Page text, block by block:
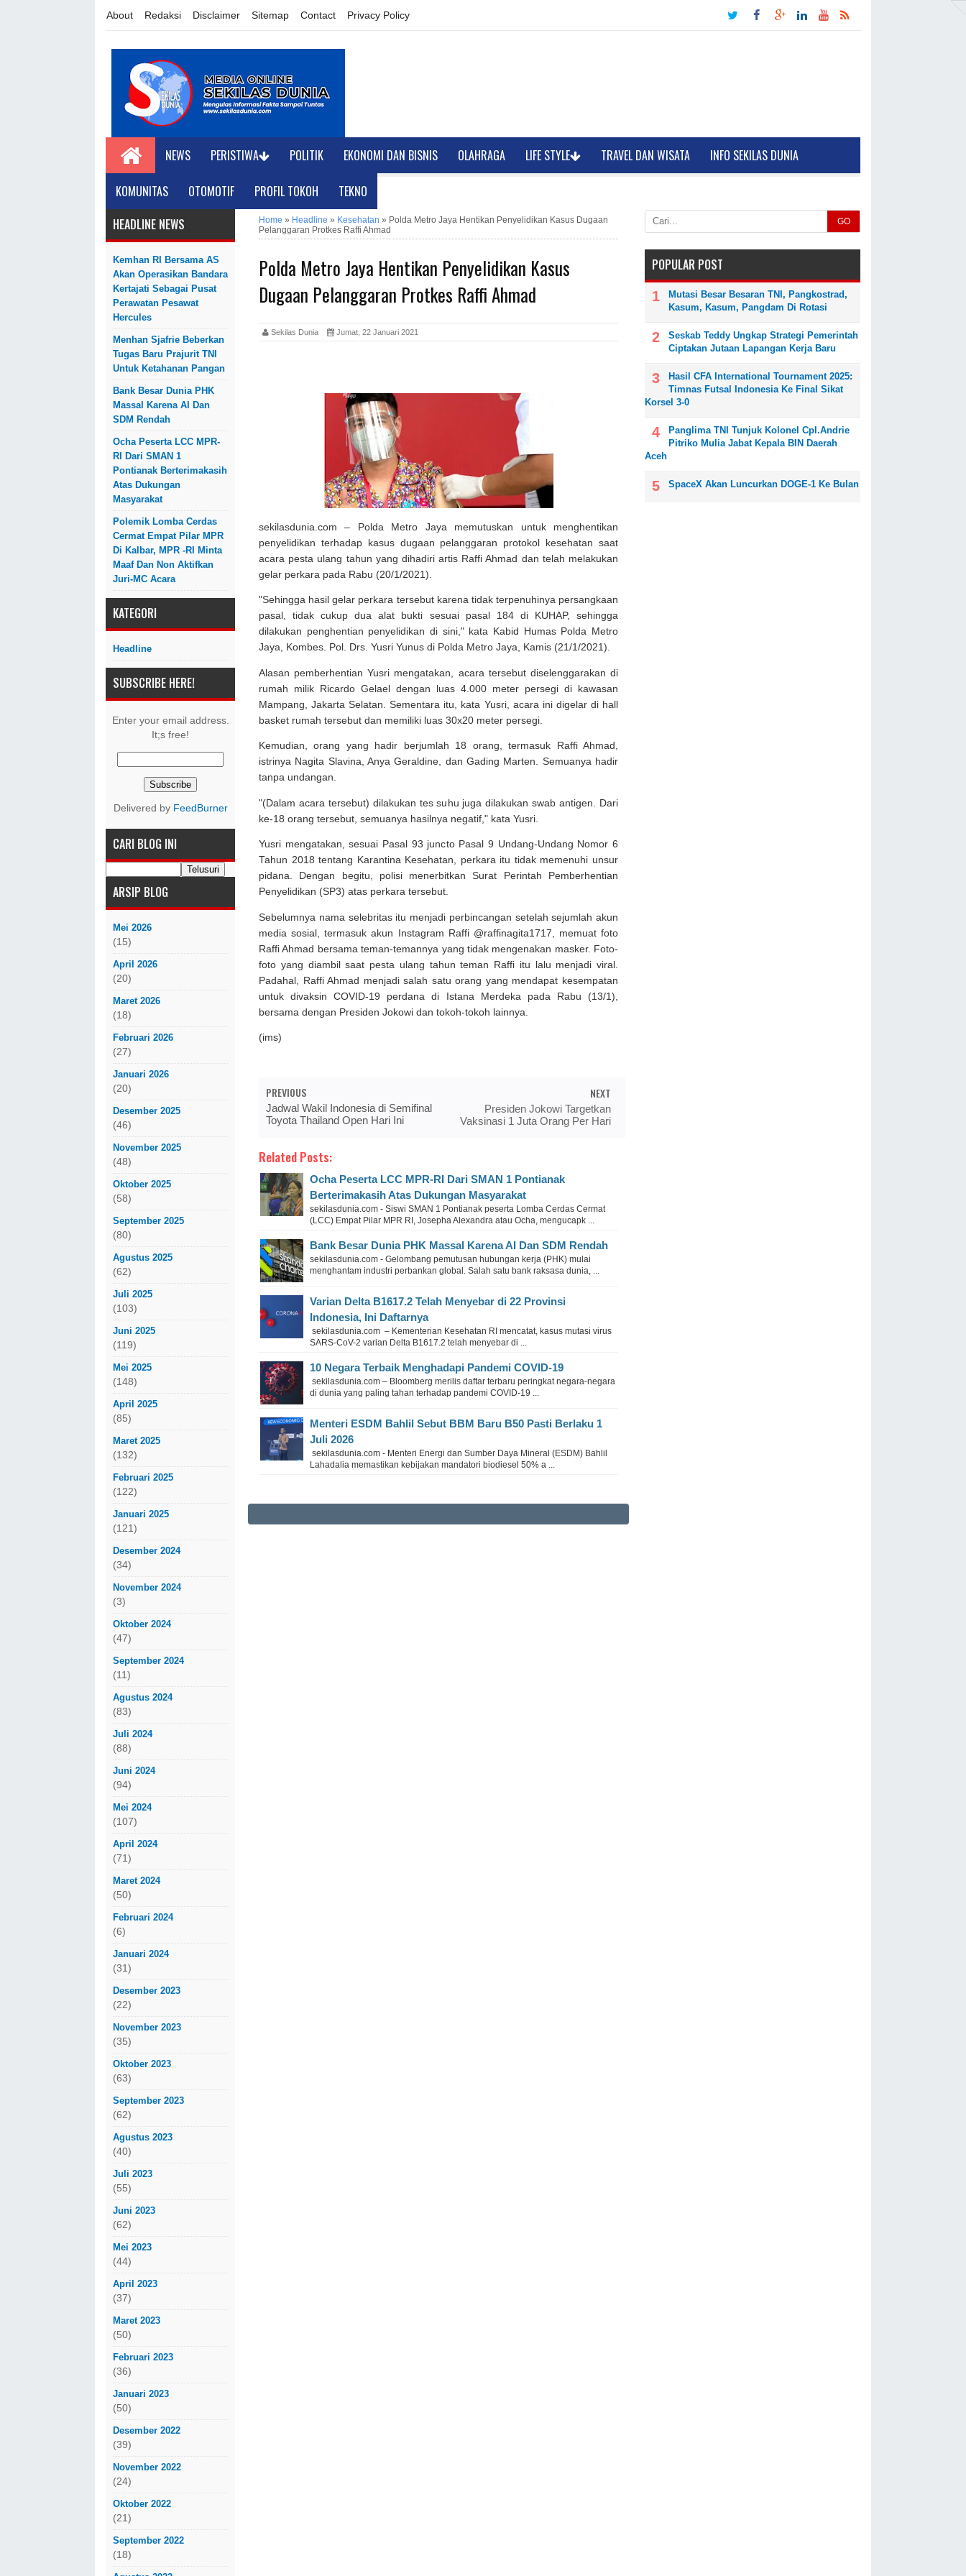
About Redaksi Disclaimer Sitemap Contact Privacy Policy
NEWS PERISTIWA POLITIK EKONOMI DAN BISNIS OLAHRAGA LIFE STYLE TRAVEL DAN WISATA INFO SEKILAS DUNIA
KOMUNITAS OTOMOTIF PROFIL TOKOH
TEKNO
HEADLINE NEWS
Kemhan RI Bersama AS
Akan Operasikan Bandara
Kertajati Sebagai Pusat
Perawatan Pesawat
Hercules
Menhan Sjafrie Beberkan
Tugas Baru Prajurit TNI
Untuk Ketahanan Pangan
Bank Besar Dunia PHK
Massal Karena AI Dan
SDM Rendah
Ocha Peserta LCC MPR-
RI Dari SMAN 1
Pontianak Berterimakasih
Atas Dukungan
Masyarakat
Polemik Lomba Cerdas
Cermat Empat Pilar MPR
Di Kalbar, MPR -RI Minta
Maaf Dan Non Aktifkan
Juri-MC Acara
KATEGORI
Headline
SUBSCRIBE HERE!
Enter your email address.
It;s free!
Delivered by FeedBurner
CARI BLOG INI
ARSIP BLOG
Mei 2026
(15)
April 2026
(20)
Maret 2026
(18)
Februari 2026
(27)
Januari 2026
(20)
Desember 2025
(46)
November 2025
(48)
Oktober 2025
(58)
September 2025
(80)
Agustus 2025
(62)
Juli 2025
(103)
Juni 2025
(119)
Mei 2025
(148)
April 2025
(85)
Maret 2025
(132)
Februari 2025
(122)
Januari 2025
(121)
Desember 2024
(34)
November 2024
(3)
Oktober 2024
(47)
September 2024
(11)
Agustus 2024
(83)
Juli 2024
(88)
Juni 2024
(94)
Mei 2024
(107)
April 2024
(71)
Maret 2024
(50)
Februari 2024
(6)
Januari 2024
(31)
Desember 2023
(22)
November 2023
(35)
Oktober 2023
(63)
September 2023
(62)
Agustus 2023
(40)
Juli 2023
(55)
Juni 2023
(62)
Mei 2023
(44)
April 2023
(37)
Maret 2023
(50)
Februari 2023
(36)
Januari 2023
(50)
Desember 2022
(39)
November 2022
(24)
Oktober 2022
(21)
September 2022
(18)
Home » Headline » Kesehatan » Polda Metro Jaya Hentikan Penyelidikan Kasus Dugaan
Pelanggaran Protkes Raffi Ahmad
Polda Metro Jaya Hentikan Penyelidikan Kasus
Dugaan Pelanggaran Protkes Raffi Ahmad
Sekilas Dunia Jumat, 22 Januari 2021
sekilasdunia.com – Polda Metro Jaya memutuskan untuk menghentikan
penyelidikan terhadap kasus dugaan pelanggaran protokol kesehatan saat
acara pesta ulang tahun yang dihadiri artis Raffi Ahmad dan telah melakukan
gelar perkara pada Rabu (20/1/2021).
"Sehingga hasil gelar perkara tersebut karena tidak terpenuhinya persangkaan
pasal, tidak cukup dua alat bukti sesuai pasal 184 di KUHAP, sehingga
dilakukan penghentian penyelidikan di sini," kata Kabid Humas Polda Metro
Jaya, Kombes. Pol. Drs. Yusri Yunus di Polda Metro Jaya, Kamis (21/1/2021).
Alasan pemberhentian Yusri mengatakan, acara tersebut diselenggarakan di
rumah milik Ricardo Gelael dengan luas 4.000 meter persegi di kawasan
Mampang, Jakarta Selatan. Sementara itu, kata Yusri, acara ini digelar di hall
basket rumah tersebut dan memiliki luas 30x20 meter persegi.
Kemudian, orang yang hadir berjumlah 18 orang, termasuk Raffi Ahmad,
istrinya Nagita Slavina, Anya Geraldine, dan Gading Marten. Semuanya hadir
tanpa undangan.
"(Dalam acara tersebut) dilakukan tes suhu juga dilakukan swab antigen. Dari
ke-18 orang tersebut, semuanya hasilnya negatif," kata Yusri.
Yusri mengatakan, sesuai Pasal 93 juncto Pasal 9 Undang-Undang Nomor 6
Tahun 2018 tentang Karantina Kesehatan, perkara itu tidak memenuhi unsur
pidana. Dengan begitu, polisi menerbitkan Surat Perintah Pemberhentian
Penyelidikan (SP3) atas perkara tersebut.
Sebelumnya nama selebritas itu menjadi perbincangan setelah sejumlah akun
media sosial, termasuk akun Instagram Raffi @raffinagita1717, memuat foto
Raffi Ahmad bersama teman-temannya yang tidak mengenakan masker. Foto-
foto yang diambil saat pesta ulang tahun teman Raffi itu lalu menjadi viral.
Padahal, Raffi Ahmad menjadi salah satu orang yang mendapat kesempatan
untuk divaksin COVID-19 perdana di Istana Merdeka pada Rabu (13/1),
bersama dengan Presiden Jokowi dan tokoh-tokoh lainnya.
(ims)
PREVIOUS
Jadwal Wakil Indonesia di Semifinal
Toyota Thailand Open Hari Ini
NEXT
Presiden Jokowi Targetkan
Vaksinasi 1 Juta Orang Per Hari
Related Posts:
Ocha Peserta LCC MPR-RI Dari SMAN 1 Pontianak
Berterimakasih Atas Dukungan Masyarakat
sekilasdunia.com - Siswi SMAN 1 Pontianak peserta Lomba Cerdas Cermat
(LCC) Empat Pilar MPR RI, Josepha Alexandra atau Ocha, mengucapk ...
Bank Besar Dunia PHK Massal Karena AI Dan SDM Rendah
sekilasdunia.com - Gelombang pemutusan hubungan kerja (PHK) mulai
menghantam industri perbankan global. Salah satu bank raksasa dunia, ...
Varian Delta B1617.2 Telah Menyebar di 22 Provinsi
Indonesia, Ini Daftarnya
sekilasdunia.com – Kementerian Kesehatan RI mencatat, kasus mutasi virus
SARS-CoV-2 varian Delta B1617.2 telah menyebar di ...
10 Negara Terbaik Menghadapi Pandemi COVID-19
sekilasdunia.com – Bloomberg merilis daftar terbaru peringkat negara-negara
di dunia yang paling tahan terhadap pandemi COVID-19 ...
Menteri ESDM Bahlil Sebut BBM Baru B50 Pasti Berlaku 1
Juli 2026
sekilasdunia.com - Menteri Energi dan Sumber Daya Mineral (ESDM) Bahlil
Lahadalia memastikan kebijakan mandatori biodiesel 50% a ...
GO
POPULAR POST
Mutasi Besar Besaran TNI, Pangkostrad,
Kasum, Kasum, Pangdam Di Rotasi
Seskab Teddy Ungkap Strategi Pemerintah
Ciptakan Jutaan Lapangan Kerja Baru
Hasil CFA International Tournament 2025:
Timnas Futsal Indonesia Ke Final Sikat
Korsel 3-0
Panglima TNI Tunjuk Kolonel Cpl.Andrie
Pitriko Mulia Jabat Kepala BIN Daerah
Aceh
SpaceX Akan Luncurkan DOGE-1 Ke Bulan